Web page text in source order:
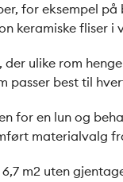
for eksempel
keramiske fliser
ulike rom
passer best til
for en lun og
materialvalg
m2 uten